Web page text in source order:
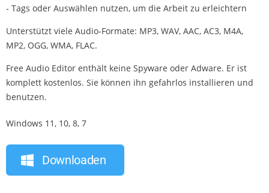
- Tags oder Auswählen nutzen, um die Arbeit zu erleichtern
Unterstützt viele Audio-Formate: MP3, WAV, AAC, AC3, M4A,
MP2, OGG, WMA, FLAC.
Free Audio Editor enthält keine Spyware oder Adware. Er ist
komplett kostenlos. Sie können ihn gefahrlos installieren und
benutzen.
Windows 11, 10, 8, 7
Downloaden